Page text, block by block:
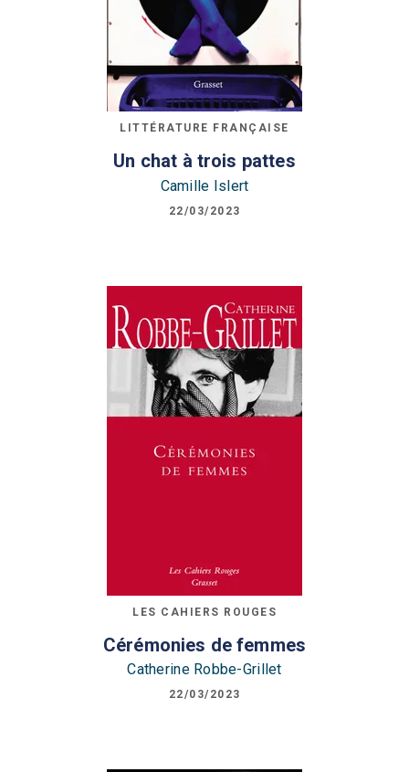
LITTÉRATURE FRANÇAISE
Un chat à trois pattes
Camille Islert
22/03/2023
LES CAHIERS ROUGES
Cérémonies de femmes
Catherine Robbe-Grillet
22/03/2023